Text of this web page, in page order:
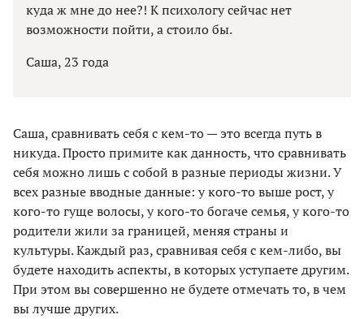
куда ж мне до нее?! К психологу сейчас нет
возможности пойти, а стоило бы.
Саша, 23 года
Саша, сравнивать себя с кем-то — это всегда путь в
никуда. Просто примите как данность, что сравнивать
себя можно лишь с собой в разные периоды жизни. У
всех разные вводные данные: у кого-то выше рост, у
кого-то гуще волосы, у кого-то богаче семья, у кого-то
родители жили за границей, меняя страны и
культуры. Каждый раз, сравнивая себя с кем-либо, вы
будете находить аспекты, в которых уступаете другим.
При этом вы совершенно не будете отмечать то, в чем
вы лучше других.